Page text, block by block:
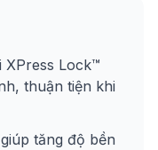
XPress Lock™
thuận tiện khi
tăng độ bền